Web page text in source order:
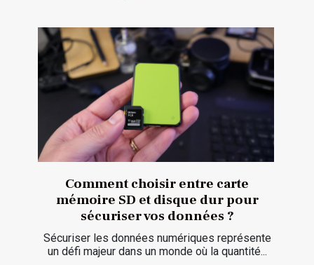
Comment choisir entre carte
mémoire SD et disque dur pour
sécuriser vos données ?
Sécuriser les données numériques représente
un défi majeur dans un monde où la quantité...